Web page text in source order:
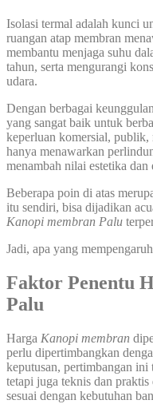
Isolasi termal adalah kunci
ruangan atap membran
membantu menjaga suhu
tahun, serta mengurangi
udara.
Dengan berbagai
yang sangat baik untuk
keperluan komersial,
hanya menawarkan
menambah nilai estetika
Beberapa poin di atas
itu sendiri, bisa dijadikan
Kanopi membran Palu
Jadi, apa yang
Faktor Penentu
Palu
Harga Kanopi membran
perlu dipertimbangkan
keputusan, pertimbangan
tetapi juga teknis dan
sesuai dengan kebutuhan